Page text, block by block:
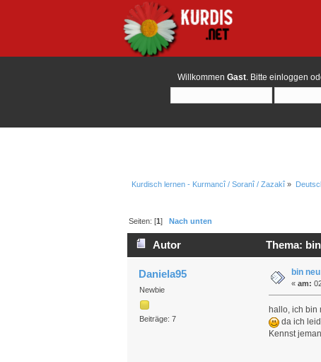
Willkommen Gast. Bitte einloggen
Kurdisch lernen - Kurmancî / Soranî / Zazakî »
Seiten: [1]Nach unten
Autor Thema:
Daniela95
Newbie
Beiträge: 7
bin
« am:
hallo, ich bin
da ich
Kennst